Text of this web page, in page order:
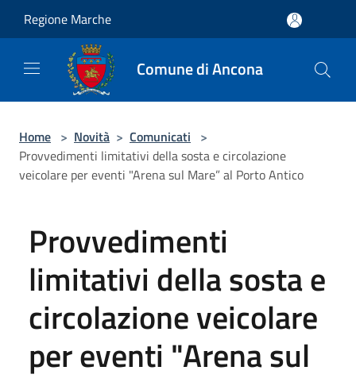
Regione Marche
Comune di Ancona
Home > Novità > Comunicati >
Provvedimenti limitativi della sosta e circolazione
veicolare per eventi "Arena sul Mare” al Porto Antico
Provvedimenti
limitativi della sosta e
circolazione veicolare
per eventi "Arena sul